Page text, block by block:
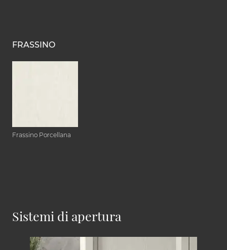
FRASSINO
Frassino Porcellana
Sistemi di apertura